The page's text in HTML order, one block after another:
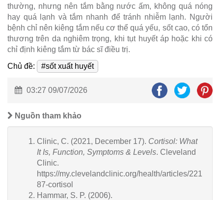
thường, nhưng nên tắm bằng nước ấm, không quá nóng
hay quá lạnh và tắm nhanh để tránh nhiễm lạnh. Người
bệnh chỉ nên kiêng tắm nếu cơ thể quá yếu, sốt cao, có tổn
thương trên da nghiêm trọng, khi tụt huyết áp hoặc khi có
chỉ định kiêng tắm từ bác sĩ điều trị.
Chủ đề:
#sốt xuất huyết
03:27 09/07/2026
Nguồn tham khảo
Clinic, C. (2021, December 17). Cortisol: What
It Is, Function, Symptoms & Levels. Cleveland
Clinic.
https://my.clevelandclinic.org/health/articles/221
87-cortisol
Hammar, S. P. (2006).